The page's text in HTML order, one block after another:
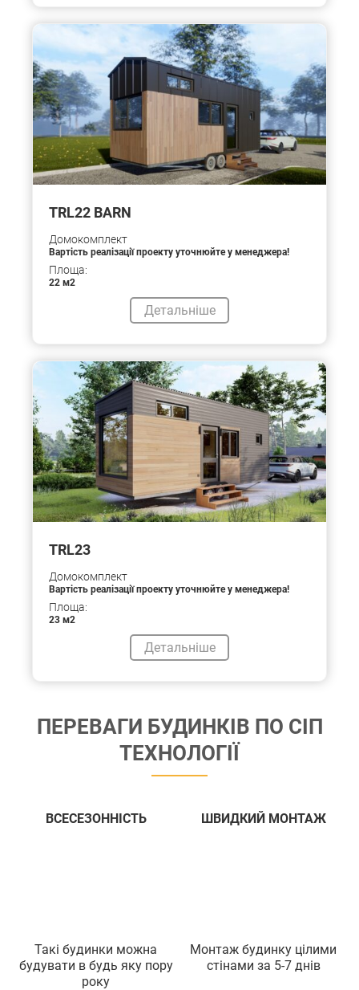
TRL22 BARN
Домокомплект
Вартість реалізації проекту уточнюйте у менеджера!
Площа:
22 м2
Детальніше
TRL23
Домокомплект
Вартість реалізації проекту уточнюйте у менеджера!
Площа:
23 м2
Детальніше
ПЕРЕВАГИ БУДИНКIВ ПО СIП
ТЕХНОЛОГIЇ
ВСЕСЕЗОННIСТЬ
Такi будинки можна
будувати в будь яку пору
року
ШВИДКИЙ МОНТАЖ
Монтаж будинку цiлими
стiнами за 5-7 днiв